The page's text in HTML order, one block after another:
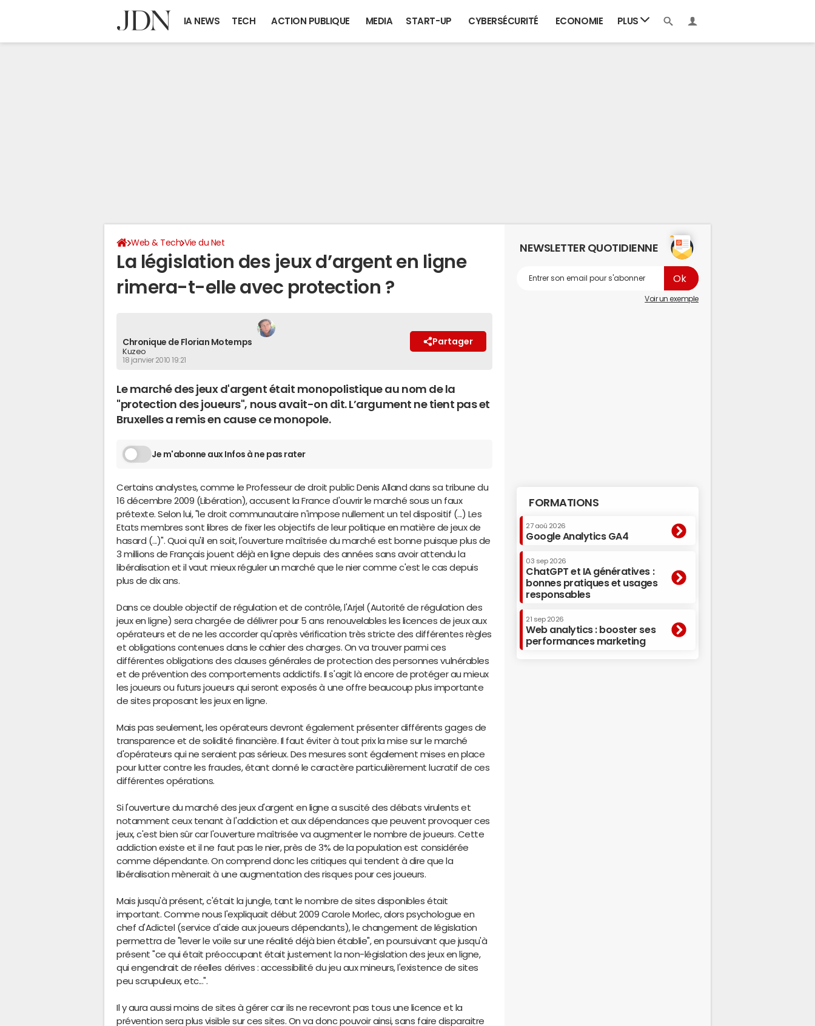
IA NEWS TECH ACTION PUBLIQUE MEDIA START-UP CYBERSÉCURITÉ ECONOMIE PLUS
Web & Tech Vie du Net
La législation des jeux d’argent en ligne
rimera-t-elle avec protection ?
Chronique de Florian Motemps
Kuzeo
18 janvier 2010 19:21
Partager
Le marché des jeux d'argent était monopolistique au nom de la
"protection des joueurs", nous avait-on dit. L’argument ne tient pas et
Bruxelles a remis en cause ce monopole.
Je m'abonne aux Infos à ne pas rater
Certains analystes, comme le Professeur de droit public Denis Alland dans sa tribune du
16 décembre 2009 (Libération), accusent la France d'ouvrir le marché sous un faux
prétexte. Selon lui, "le droit communautaire n'impose nullement un tel dispositif (...) Les
Etats membres sont libres de fixer les objectifs de leur politique en matière de jeux de
hasard (...)". Quoi qu'il en soit, l'ouverture maîtrisée du marché est bonne puisque plus de
3 millions de Français jouent déjà en ligne depuis des années sans avoir attendu la
libéralisation et il vaut mieux réguler un marché que le nier comme c'est le cas depuis
plus de dix ans.
Dans ce double objectif de régulation et de contrôle, l'Arjel (Autorité de régulation des
jeux en ligne) sera chargée de délivrer pour 5 ans renouvelables les licences de jeux aux
opérateurs et de ne les accorder qu'après vérification très stricte des différentes règles
et obligations contenues dans le cahier des charges. On va trouver parmi ces
différentes obligations des clauses générales de protection des personnes vulnérables
et de prévention des comportements addictifs. Il s'agit là encore de protéger au mieux
les joueurs ou futurs joueurs qui seront exposés à une offre beaucoup plus importante
de sites proposant les jeux en ligne.
Mais pas seulement, les opérateurs devront également présenter différents gages de
transparence et de solidité financière. Il faut éviter à tout prix la mise sur le marché
d'opérateurs qui ne seraient pas sérieux. Des mesures sont également mises en place
pour lutter contre les fraudes, étant donné le caractère particulièrement lucratif de ces
différentes opérations.
Si l'ouverture du marché des jeux d'argent en ligne a suscité des débats virulents et
notamment ceux tenant à l'addiction et aux dépendances que peuvent provoquer ces
jeux, c'est bien sûr car l'ouverture maîtrisée va augmenter le nombre de joueurs. Cette
addiction existe et il ne faut pas le nier, près de 3% de la population est considérée
comme dépendante. On comprend donc les critiques qui tendent à dire que la
libéralisation mènerait à une augmentation des risques pour ces joueurs.
Mais jusqu'à présent, c'était la jungle, tant le nombre de sites disponibles était
important. Comme nous l'expliquait début 2009 Carole Morlec, alors psychologue en
chef d'Adictel (service d'aide aux joueurs dépendants), le changement de législation
permettra de "lever le voile sur une réalité déjà bien établie", en poursuivant que jusqu'à
présent "ce qui était préoccupant était justement la non-législation des jeux en ligne,
qui engendrait de réelles dérives : accessibilité du jeu aux mineurs, l'existence de sites
peu scrupuleux, etc...".
Il y aura aussi moins de sites à gérer car ils ne recevront pas tous une licence et la
prévention sera plus visible sur ces sites. On va donc pouvoir ainsi, sans faire disparaitre
NEWSLETTER QUOTIDIENNE
Voir un exemple
FORMATIONS
27 aoû 2026
Google Analytics GA4
03 sep 2026
ChatGPT et IA génératives :
bonnes pratiques et usages
responsables
21 sep 2026
Web analytics : booster ses
performances marketing